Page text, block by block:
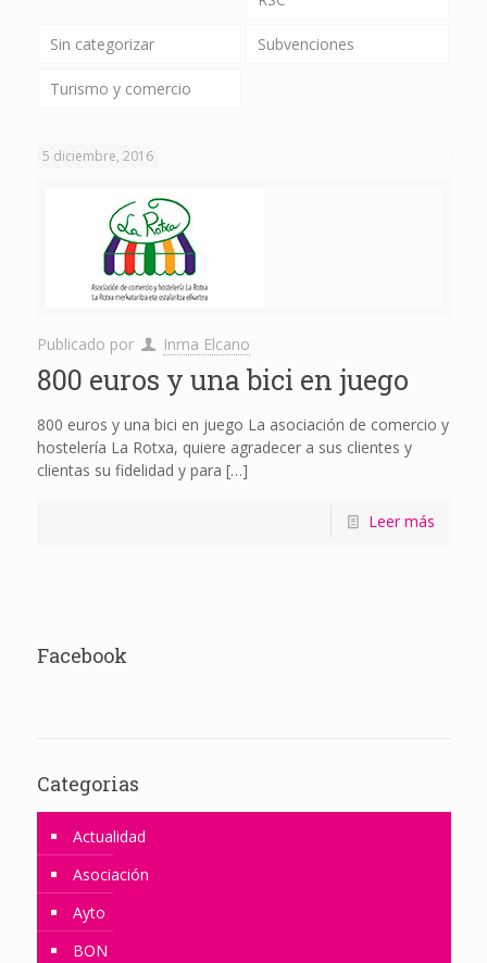
Sin categorizar Subvenciones
Turismo y comercio
5 diciembre, 2016
Publicado por Inma Elcano
800 euros y una bici en juego
800 euros y una bici en juego La asociación de comercio y
hostelería La Rotxa, quiere agradecer a sus clientes y
clientas su fidelidad y para […]
Leer más
Facebook
Categorias
Actualidad
Asociación
Ayto
BON